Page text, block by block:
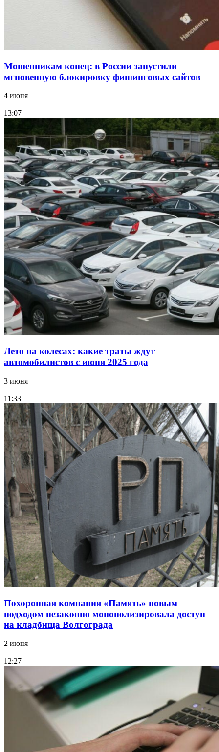
Мошенникам конец: в России запустили
мгновенную блокировку фишинговых сайтов
4 июня
13:07
Лето на колесах: какие траты ждут
автомобилистов с июня 2025 года
3 июня
11:33
Похоронная компания «Память» новым
подходом незаконно монополизировала доступ
на кладбища Волгограда
2 июня
12:27